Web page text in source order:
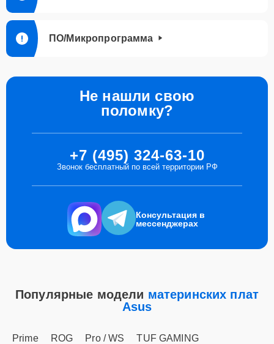
ПО/Микропрограмма
Не нашли свою
поломку?
+7 (495) 324-63-10
Звонок бесплатный по всей территории РФ
Консультация в
мессенджерах
Популярные модели материнских плат
Asus
Prime ROG Pro / WS
TUF GAMING